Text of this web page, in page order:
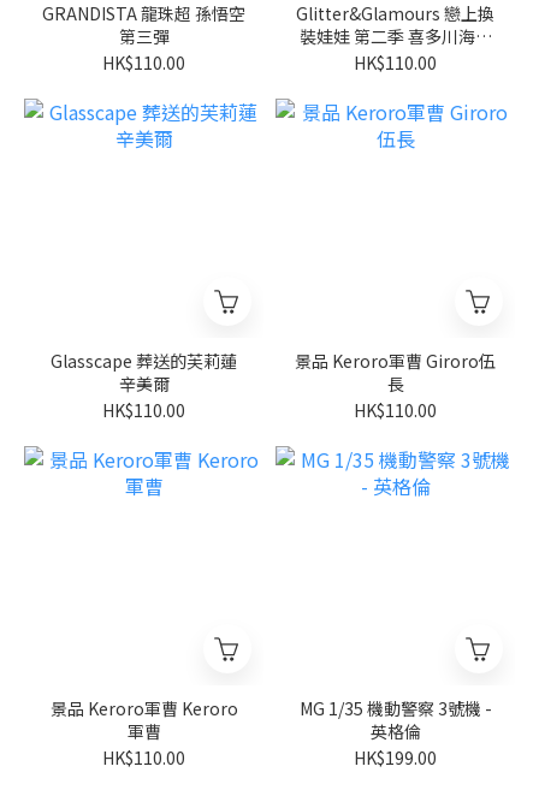
GRANDISTA 龍珠超 孫悟空
第三彈
HK$110.00
Glitter&Glamours 戀上換
裝娃娃 第二季 喜多川海夢
Winter 制服
HK$110.00
Glasscape 葬送的芙莉蓮
辛美爾
HK$110.00
景品 Keroro軍曹 Giroro伍
長
HK$110.00
景品 Keroro軍曹 Keroro
軍曹
HK$110.00
MG 1/35 機動警察 3號機 -
英格倫
HK$199.00